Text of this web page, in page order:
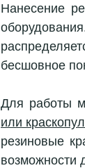
Нанесение
бесшовное
Для работы
или
резиновые
возможности